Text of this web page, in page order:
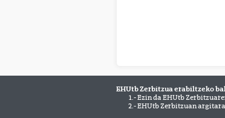
EHUtb Zerbitzua erabiltzeko
1.- Ezin da EHUtb
2.- EHUtb Zerbitzuan